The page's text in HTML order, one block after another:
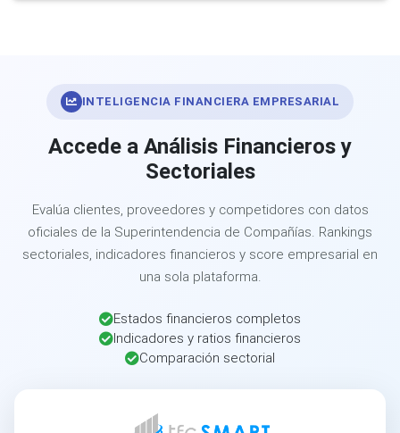
INTELIGENCIA FINANCIERA EMPRESARIAL
Accede a Análisis Financieros y
Sectoriales
Evalúa clientes, proveedores y competidores con datos
oficiales de la Superintendencia de Compañías. Rankings
sectoriales, indicadores financieros y score empresarial en
una sola plataforma.
Estados financieros completos
Indicadores y ratios financieros
Comparación sectorial